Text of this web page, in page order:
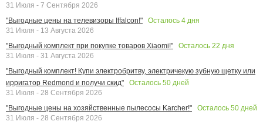
31 Июля - 7 Сентября 2026
"Выгодные цены на телевизоры Iffalcon!"
Осталось 4 дня
31 Июля - 13 Августа 2026
"Выгодный комплект при покупке товаров Xiaomi!"
Осталось 22 дня
31 Июля - 31 Августа 2026
"Выгодный комплект! Купи электробритву, электричекую зубную щетку или
ирригатор Redmond и получи скид"
Осталось 50 дней
31 Июля - 28 Сентября 2026
"Выгодные цены на хозяйственные пылесосы Karcher!"
Осталось 50 дней
31 Июля - 28 Сентября 2026